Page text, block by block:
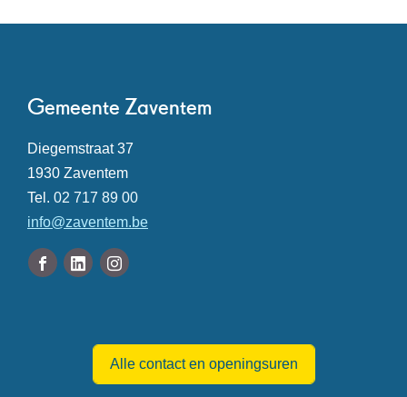
Contact
Gemeente Zaventem
Adres
Diegemstraat 37
,1930 Zaventem
Tel. 02 717 89 00
E-
mail
info@zaventem.be
VolgFacebook
LinkedinInstagram
Alle contact en openingsuren